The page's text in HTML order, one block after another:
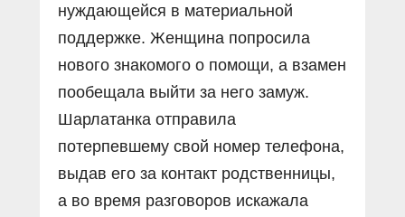
нуждающейся в материальной
поддержке. Женщина попросила
нового знакомого о помощи, а взамен
пообещала выйти за него замуж.
Шарлатанка отправила
потерпевшему свой номер телефона,
выдав его за контакт родственницы,
а во время разговоров искажала